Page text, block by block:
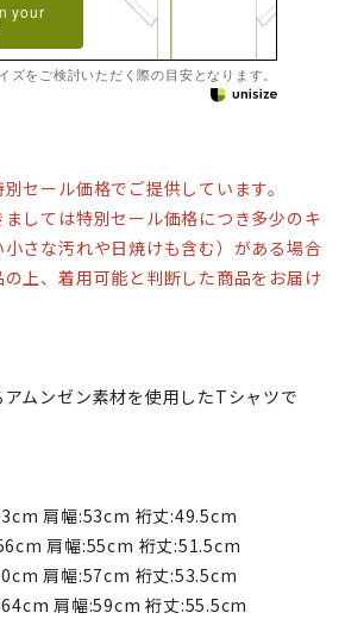
your
ズをご検討いただく際の目安となります。
セール価格でご提供しています。
しては特別セール価格につき多少のキ
さな汚れや日焼けも含む）がある場合
上、着用可能と判断した商品をお届け
ムンゼン素材を使用したTシャツで
肩幅:53cm 裄丈:49.5cm
肩幅:55cm 裄丈:51.5cm
肩幅:57cm 裄丈:53.5cm
肩幅:59cm 裄丈:55.5cm